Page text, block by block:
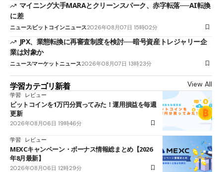
マイニング大手MARAとクリーンスパーク、赤字転落──AI転換
に差
ニュースビットコインニュース2026年08月07日 15時02分
JPX、業態転換に再審査制度を検討──暗号資産トレジャリー企
業は対象か
ニュースマーケットニュース2026年08月07日 13時23分
学習カテゴリ新着 View All
学習 レビュー
ビットコインを1万円分買ってみた！運用損益を毎週
更新
2026年08月06日 19時46分
学習 レビュー
MEXCキャンペーン・ボーナス情報総まとめ【2026
年8月最新】
2026年08月06日 12時29分